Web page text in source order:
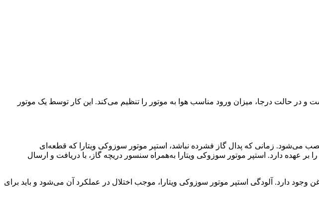
در حالت درجا، میزان ورود مناسب هوا به موتور را تنظیم می‌کند. این کار توسط یک موتور
می‌شود. زمانی که پدال گاز فشرده نباشد، استپر موتور سوزوکی ویتارا که قطعه‌ای
عهده دارد. استپر موتور سوزوکی ویتارا به‌همراه سنسور دریچه گاز، با دریافت و ارسال
دارد. آلودگی استپر موتور سوزوکی ویتارا، موجب اختلال در عملکرد آن می‌شود و باید برای